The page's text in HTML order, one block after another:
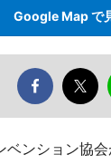
Google Map で
ベンション協